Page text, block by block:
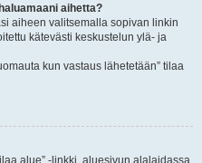
aihetta?
aiheen valitsemalla sopivan linkin
kätevästi keskustelun ylä- ja
kun vastaus lähetetään” tilaa
alue” -linkki, aluesivun alalaidassa.